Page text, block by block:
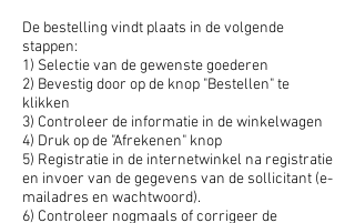
De bestelling vindt plaats in de volgende
stappen:
1) Selectie van de gewenste goederen
2) Bevestig door op de knop "Bestellen" te
klikken
3) Controleer de informatie in de winkelwagen
4) Druk op de "Afrekenen" knop
5) Registratie in de internetwinkel na registratie
en invoer van de gegevens van de sollicitant (e-
mailadres en wachtwoord).
6) Controleer nogmaals of corrigeer de